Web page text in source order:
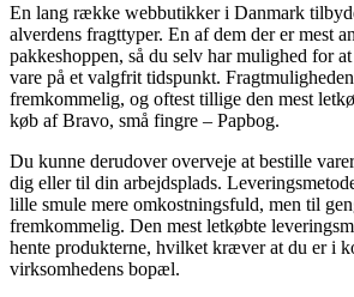
En lang række webbutikker i Danmark
alverdens fragttyper. En af dem der er mest
pakkeshoppen, så du selv har mulighed for
vare på et valgfrit tidspunkt.
fremkommelig, og oftest tillige den mest
køb af Bravo, små fingre – Papbog.
Du kunne derudover overveje at bestille
dig eller til din arbejdsplads.
lille smule mere omkostningsfuld, men til
fremkommelig. Den mest letkøbte
hente produkterne, hvilket kræver at du er i
virksomhedens bopæl.